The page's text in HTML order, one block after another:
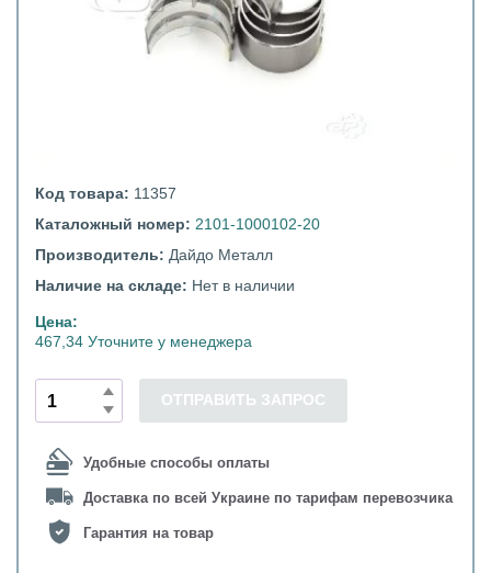
Код товара: 11357
Каталожный номер: 2101-1000102-20
Производитель: Дайдо Металл
Наличие на складе: Нет в наличии
Цена:
467,34 Уточните у менеджера
Удобные способы оплаты
Доставка по всей Украине по тарифам перевозчика
Гарантия на товар
ОТПРАВИТЬ ЗАПРОС